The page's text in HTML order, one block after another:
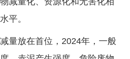
平。
量放在首位，2024年，一般